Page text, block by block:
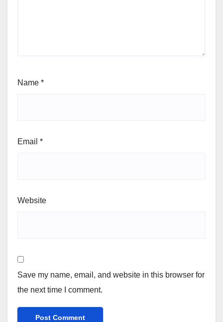
Name *
Email *
Website
Save my name, email, and website in this browser for
the next time I comment.